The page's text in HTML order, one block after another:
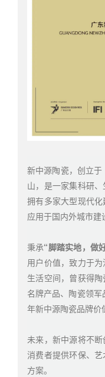
新中源陶瓷，创立
山，是一家集科研、
拥有多家大型现代
应用于国内外城市建
秉承“脚踏实地，做
用户价值，致力于
生活空间，曾获得
名牌产品、陶瓷领
年新中源陶瓷品牌价
未来，新中源将不
消费者提供环保、
方案。